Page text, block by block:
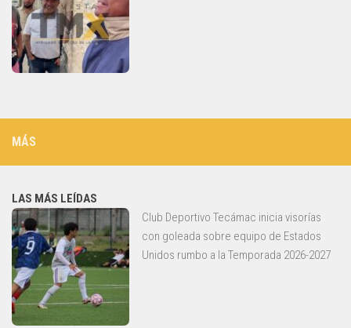
MÁS
LAS MÁS LEÍDAS
Club Deportivo Tecámac inicia visorías
con goleada sobre equipo de Estados
Unidos rumbo a la Temporada 2026-2027